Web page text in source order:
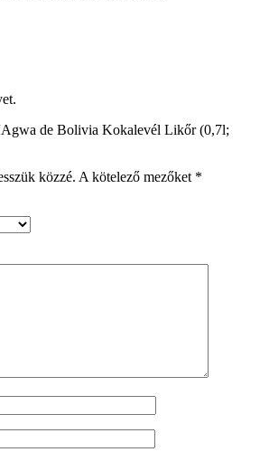
de Bolivia Kokalevél Likőr (0,7l;
közzé. A kötelező mezőket *